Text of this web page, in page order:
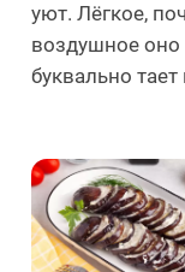
уют. Лёгкое,
воздушное оно
буквально тает